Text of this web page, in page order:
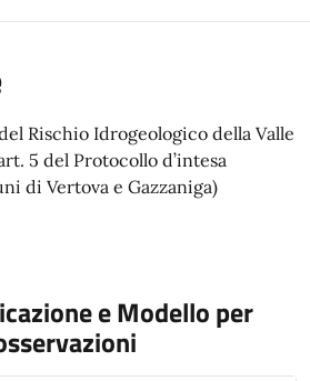
Rischio Idrogeologico della Valle
5 del Protocollo d’intesa
di Vertova e Gazzaniga)
e Modello per